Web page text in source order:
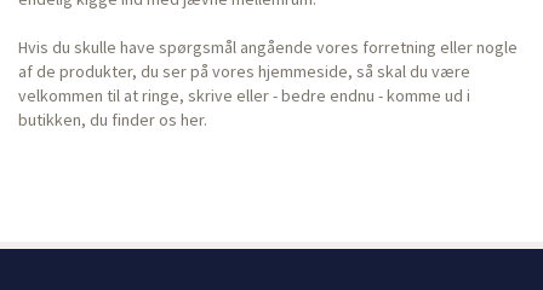
Hvis du skulle have spørgsmål angående vores forretning eller nogle
af de produkter, du ser på vores hjemmeside, så skal du være
velkommen til at ringe, skrive eller - bedre endnu - komme ud i
butikken, du finder os her.